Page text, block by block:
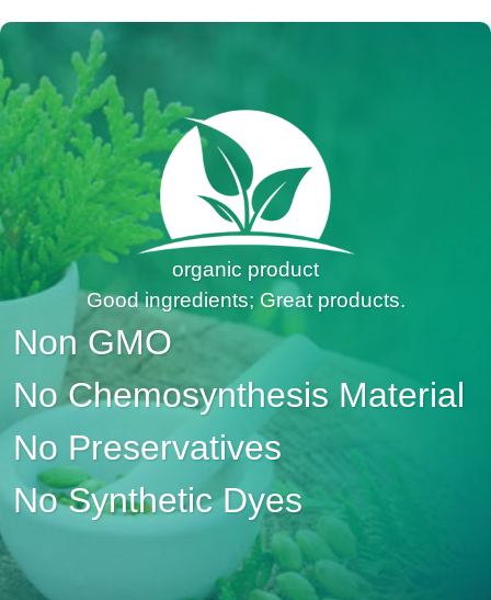
organic product
Good ingredients; Great products.
Non GMO
No Chemosynthesis Material
No Preservatives
No Synthetic Dyes